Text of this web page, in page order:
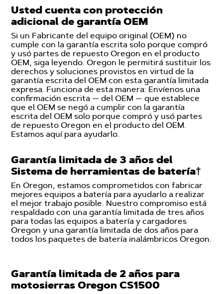
Usted cuenta con protección
adicional de garantía OEM
Si un Fabricante del equipo original (OEM) no
cumple con la garantía escrita solo porque compró
y usó partes de repuesto Oregon en el producto
OEM, siga leyendo. Oregon le permitirá sustituir los
derechos y soluciones provistos en virtud de la
garantía escrita del OEM con esta garantía limitada
expresa. Funciona de esta manera: Envíenos una
confirmación escrita — del OEM — que establece
que el OEM se negó a cumplir con la garantía
escrita del OEM solo porque compró y usó partes
de repuesto Oregon en el producto del OEM.
Estamos aquí para ayudarlo.
Garantía limitada de 3 años del
Sistema de herramientas de batería†
En Oregon, estamos comprometidos con fabricar
mejores equipos a batería para ayudarlo a realizar
el mejor trabajo posible. Nuestro compromiso está
respaldado con una garantía limitada de tres años
para todas las equipos a batería y cargadores
Oregon y una garantía limitada de dos años para
todos los paquetes de batería inalámbricos Oregon.
Garantía limitada de 2 años para
motosierras Oregon CS1500